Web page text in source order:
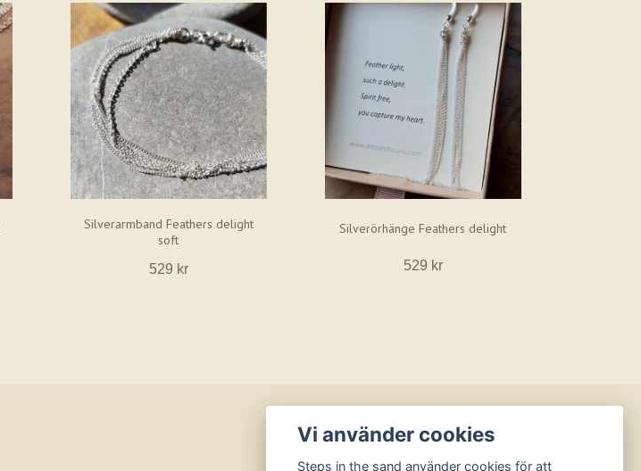
Silverarmband Feathers delight
soft
529 kr
Silverörhänge Feathers delight
529 kr
BETALSÄTT
Vi använder cookies
Steps in the sand använder cookies för att